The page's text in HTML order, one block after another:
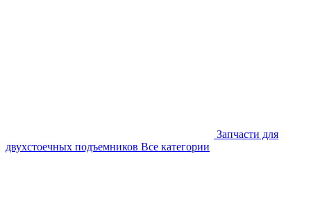
Запчасти для
двухстоечных подъемников Все категории